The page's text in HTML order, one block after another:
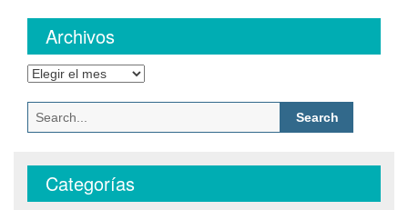
Archivos
Archivos
Search
for:
Categorías